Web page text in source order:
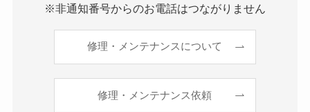
※非通知番号からのお電話はつながりません
修理・メンテナンスについて
修理・メンテナンス依頼